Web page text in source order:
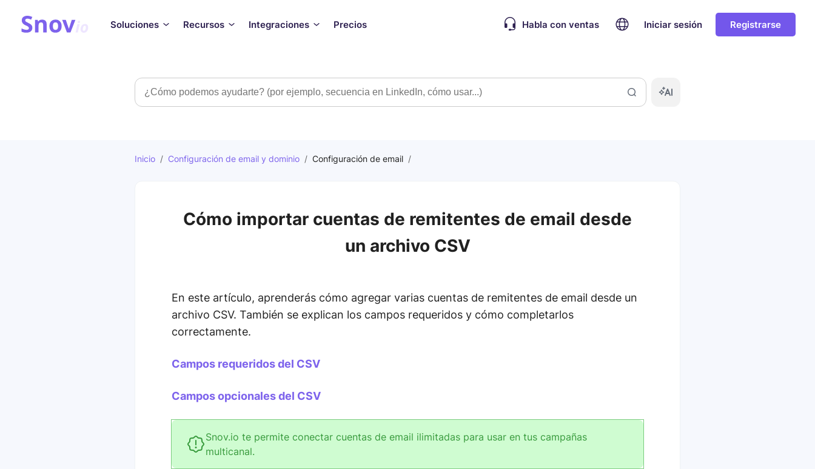
Soluciones Recursos Integraciones Precios Habla con ventas Iniciar sesión Registrarse
Búsqueda
Inicio / Configuración de email y dominio / Configuración de email /
Cómo importar cuentas de remitentes de email desde
un archivo CSV
En este artículo, aprenderás cómo agregar varias cuentas de remitentes de email desde un
archivo CSV. También se explican los campos requeridos y cómo completarlos
correctamente.
Campos requeridos del CSV
Campos opcionales del CSV
Snov.io te permite conectar cuentas de email ilimitadas para usar en tus campañas
multicanal.